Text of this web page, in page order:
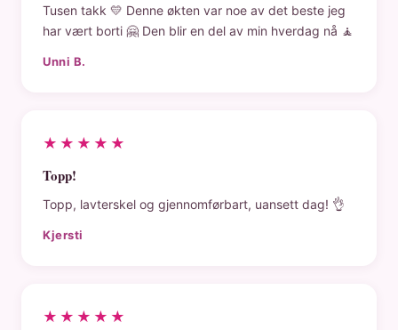
Tusen takk 💛 Denne økten var noe av det beste jeg
har vært borti 🤗 Den blir en del av min hverdag nå 🧘
Unni B.
★★★★★
Topp!
Topp, lavterskel og gjennomførbart, uansett dag! 👌
Kjersti
★★★★★